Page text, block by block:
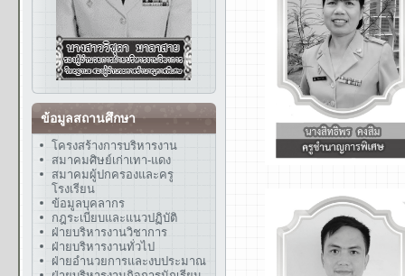
ข้อมูลสถานศึกษา
โครงสร้างการบริหารงาน
สมาคมศิษย์เก่าเทา-แดง
สมาคมผู้ปกครองและครู
โรงเรียน
ข้อมูลบุคลากร
กฎระเบียบและแนวปฏิบัติ
ฝ่ายบริหารงานวิชาการ
ฝ่ายบริหารงานทั่วไป
ฝ่ายอำนวยการและงบประมาณ